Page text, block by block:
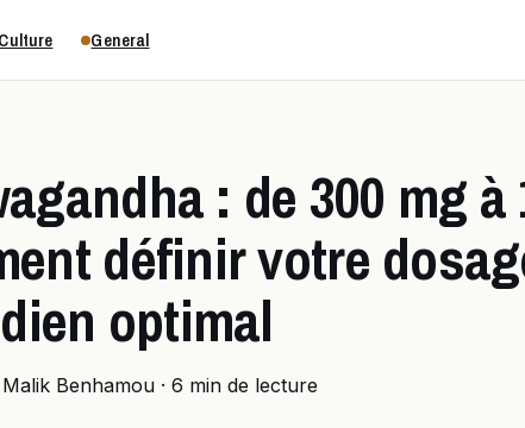
Culture General
: de 300 mg à
définir votre
optimal
Malik Benhamou · 6 min de lecture